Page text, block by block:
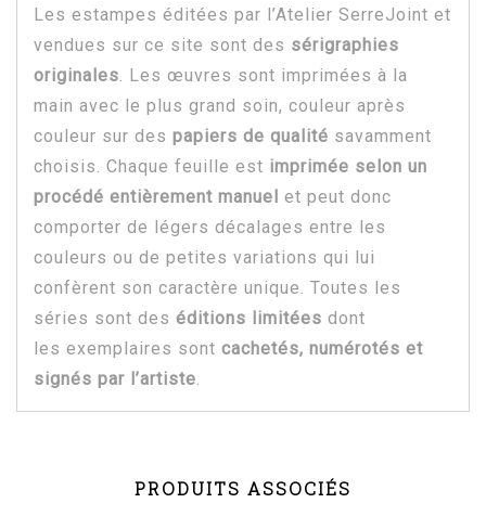
Les estampes éditées par l’Atelier SerreJoint et
vendues sur ce site sont des sérigraphies
originales. Les œuvres sont imprimées à la
main avec le plus grand soin, couleur après
couleur sur des papiers de qualité savamment
choisis. Chaque feuille est imprimée selon un
procédé entièrement manuel et peut donc
comporter de légers décalages entre les
couleurs ou de petites variations qui lui
confèrent son caractère unique. Toutes les
séries sont des éditions limitées dont
les exemplaires sont cachetés, numérotés et
signés par l’artiste.
PRODUITS ASSOCIÉS